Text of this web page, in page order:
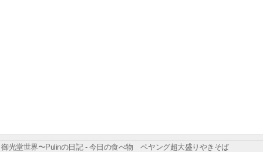
御光堂世界〜Pulinの日記 - 今日の食べ物 ペヤング超大盛りやきそば